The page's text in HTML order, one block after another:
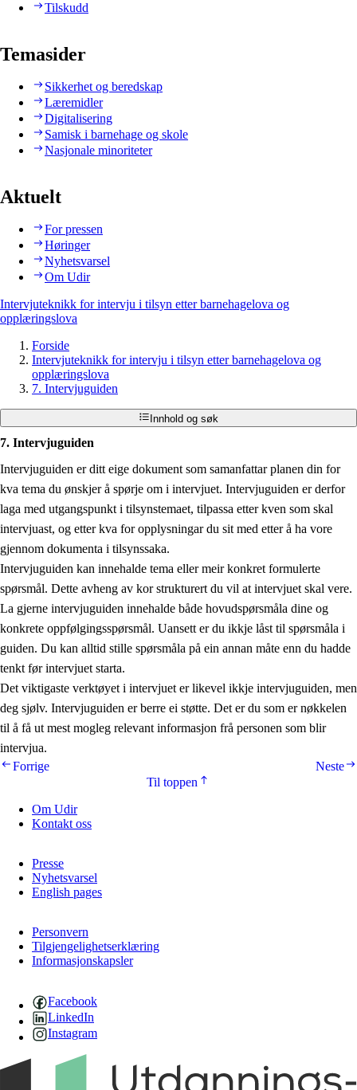
Tilskudd
Temasider
Sikkerhet og beredskap
Læremidler
Digitalisering
Samisk i barnehage og skole
Nasjonale minoriteter
Aktuelt
For pressen
Høringer
Nyhetsvarsel
Om Udir
Intervjuteknikk for intervju i tilsyn etter barnehagelova og
opplæringslova
Forside
Intervjuteknikk for intervju i tilsyn etter barnehagelova og
opplæringslova
7. Intervjuguiden
Innhold og søk
7. Intervjuguiden
Intervjuguiden er ditt eige dokument som samanfattar planen din for
kva tema du ønskjer å spørje om i intervjuet. Intervjuguiden er derfor
laga med utgangspunkt i tilsynstemaet, tilpassa etter kven som skal
intervjuast, og etter kva for opplysningar du sit med etter å ha vore
gjennom dokumenta i tilsynssaka.
Intervjuguiden kan innehalde tema eller meir konkret formulerte
spørsmål. Dette avheng av kor strukturert du vil at intervjuet skal vere.
La gjerne intervjuguiden innehalde både hovudspørsmåla dine og
konkrete oppfølgingsspørsmål. Uansett er du ikkje låst til spørsmåla i
guiden. Du kan alltid stille spørsmåla på ein annan måte enn du hadde
tenkt før intervjuet starta.
Det viktigaste verktøyet i intervjuet er likevel ikkje intervjuguiden, men
deg sjølv. Intervjuguiden er berre ei støtte. Det er du som er nøkkelen
til å få ut mest mogleg relevant informasjon frå personen som blir
intervjua.
Neste
Forrige
Til toppen
Om Udir
Kontakt oss
Presse
Nyhetsvarsel
English pages
Personvern
Tilgjengelighetserklæring
Informasjonskapsler
Facebook
LinkedIn
Instagram